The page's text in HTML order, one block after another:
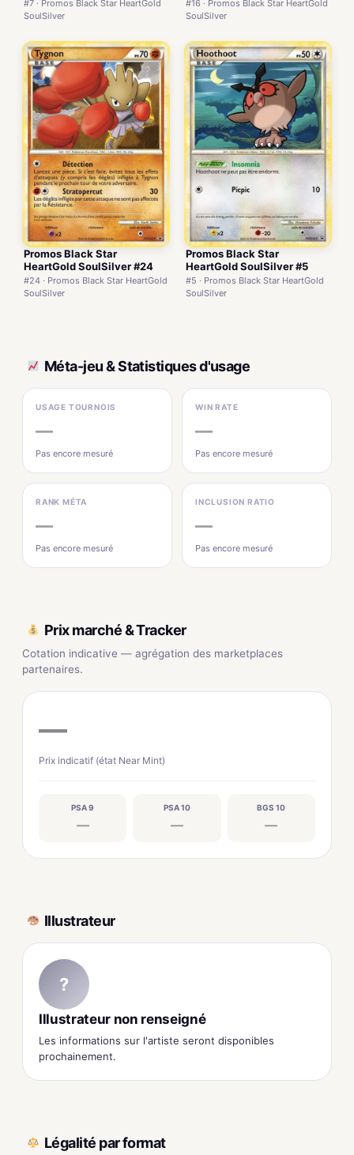
#7 · Promos Black Star HeartGold
SoulSilver
#16 · Promos Black Star HeartGold
SoulSilver
Promos Black Star
HeartGold SoulSilver #24
#24 · Promos Black Star HeartGold
SoulSilver
Promos Black Star
HeartGold SoulSilver #5
#5 · Promos Black Star HeartGold
SoulSilver
Méta-jeu & Statistiques d'usage
USAGE TOURNOIS
—
Pas encore mesuré
WIN RATE
—
Pas encore mesuré
RANK MÉTA
—
Pas encore mesuré
INCLUSION RATIO
—
Pas encore mesuré
Prix marché & Tracker
Cotation indicative — agrégation des marketplaces
partenaires.
—
Prix indicatif (état Near Mint)
PSA 9
—
PSA 10
—
BGS 10
—
Illustrateur
?
Illustrateur non renseigné
Les informations sur l'artiste seront disponibles
prochainement.
Légalité par format